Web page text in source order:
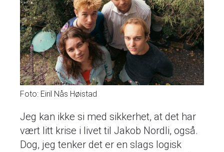
Foto: Eiril Nås Høistad
Jeg kan ikke si med sikkerhet, at det har
vært litt krise i livet til Jakob Nordli, også.
Dog, jeg tenker det er en slags logisk